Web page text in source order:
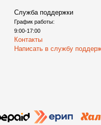
Служба поддержки
График работы:
9:00-17:00
Контакты
Написать в службу